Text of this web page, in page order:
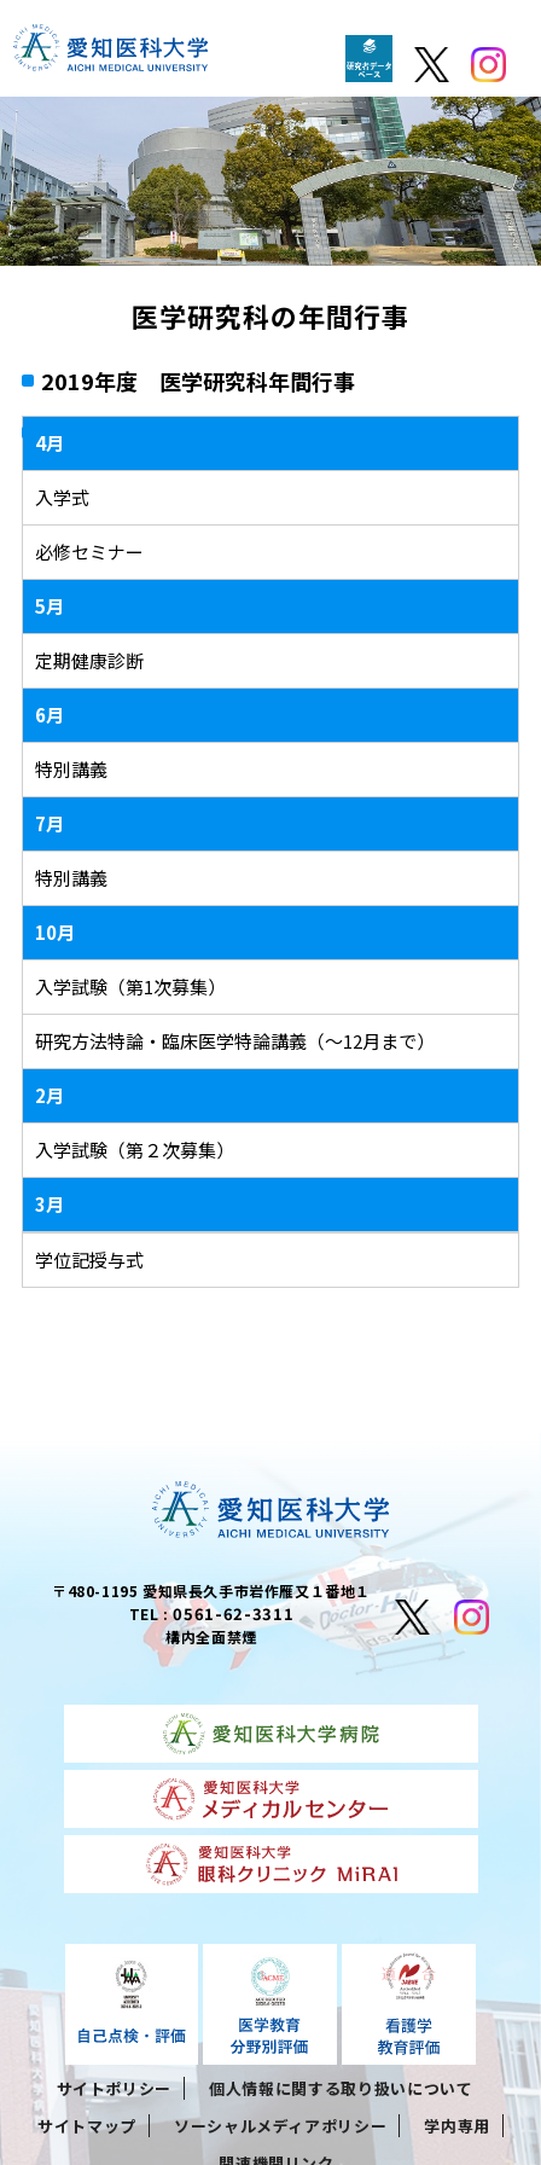
医学研究科の年間行事
2019年度 医学研究科年間行事
4月
入学式
必修セミナー
5月
定期健康診断
6月
特別講義
7月
特別講義
10月
入学試験（第1次募集）
研究方法特論・臨床医学特論講義（～12月まで）
2月
入学試験（第２次募集）
3月
学位記授与式
〒480-1195 愛知県長久手市岩作雁又１番地１
TEL :0561-62-3311
構内全面禁煙
サイトポリシー
個人情報に関する取り扱いについて
サイトマップ
ソーシャルメディアポリシー
学内専用